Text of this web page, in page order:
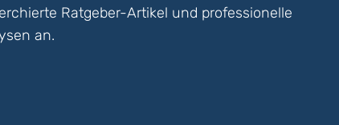
Ratgeber-Artikel und professionelle
an.